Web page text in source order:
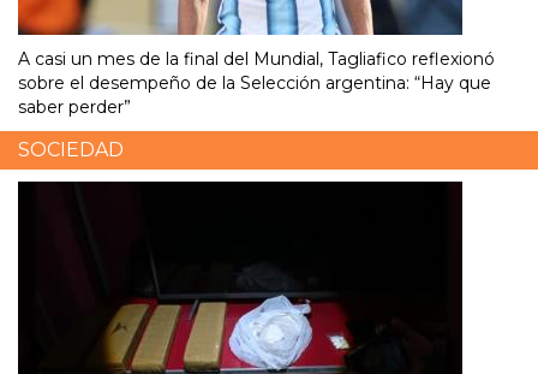
A casi un mes de la final del Mundial, Tagliafico reflexionó
sobre el desempeño de la Selección argentina: “Hay que
saber perder”
SOCIEDAD